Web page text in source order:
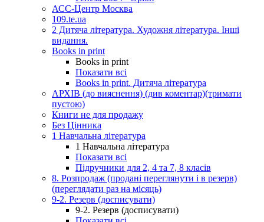
АСС-Центр Москва
109.te.ua
2 Дитяча література. Художня література. Інші
видання.
Books in print
Books in print
Показати всі
Books in print. Дитяча література
АРХІВ (до вияснення) (див коментар)(тримати
пустою)
Книги не для продажу
Без Цінника
1 Навчальна література
1 Навчальна література
Показати всі
Підручники для 2, 4 та 7, 8 класів
8. Розпродаж (продані переглянути і в резерв)
(переглядати раз на місяць)
9-2. Резерв (досписувати)
9-2. Резерв (досписувати)